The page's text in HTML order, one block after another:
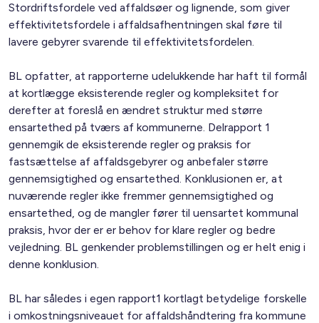
Stordriftsfordele ved affaldsøer og lignende, som giver
effektivitetsfordele i affaldsafhentningen skal føre til
lavere gebyrer svarende til effektivitetsfordelen.
BL opfatter, at rapporterne udelukkende har haft til formål
at kortlægge eksisterende regler og kompleksitet for
derefter at foreslå en ændret struktur med større
ensartethed på tværs af kommunerne. Delrapport 1
gennemgik de eksisterende regler og praksis for
fastsættelse af affaldsgebyrer og anbefaler større
gennemsigtighed og ensartethed. Konklusionen er, at
nuværende regler ikke fremmer gennemsigtighed og
ensartethed, og de mangler fører til uensartet kommunal
praksis, hvor der er er behov for klare regler og bedre
vejledning. BL genkender problemstillingen og er helt enig i
denne konklusion.
BL har således i egen rapport1 kortlagt betydelige forskelle
i omkostningsniveauet for affaldshåndtering fra kommune